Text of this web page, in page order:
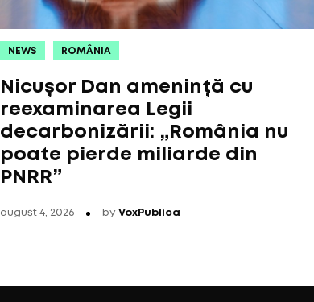
NEWS ROMÂNIA
Nicușor Dan amenință cu
reexaminarea Legii
decarbonizării: „România nu
poate pierde miliarde din
PNRR”
august 4, 2026 by VoxPublica